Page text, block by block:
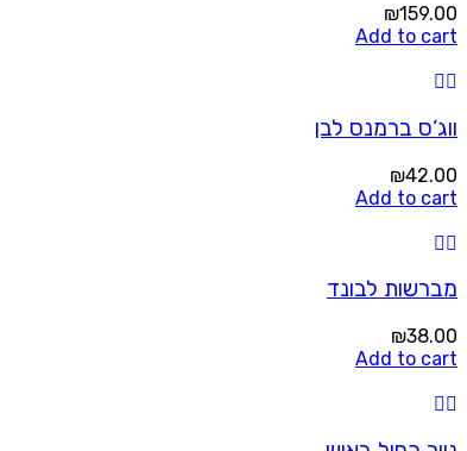
₪159.00
Add to cart
ווג’ס ברמנס לבן
₪42.00
Add to cart
מברשות לבונד
₪38.00
Add to cart